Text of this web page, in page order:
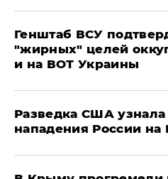
Генштаб ВСУ
"жирных" целей
и на ВОТ Украины
Разведка США узнала
нападения России на